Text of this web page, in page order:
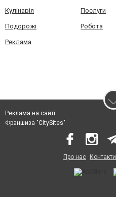
Кулінарія Послуги
Подорожі Робота
Реклама
Реклама на сайті
Франшиза "CitySites"
Про нас Контакти